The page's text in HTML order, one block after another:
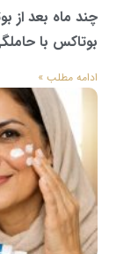
چند ماه بعد از
بوتاکس با
ادامه مطلب »